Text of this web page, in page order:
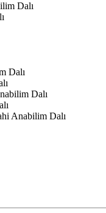
Dalı
Dalı
Dalı
Anabilim Dalı